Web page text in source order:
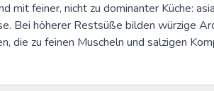
mit feiner, nicht zu dominanter Küche:
Bei höherer Restsüße bilden würzige
die zu feinen Muscheln und salzigen